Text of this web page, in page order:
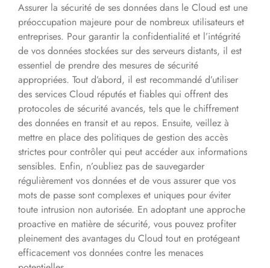
Assurer la sécurité de ses données dans le Cloud est une
préoccupation majeure pour de nombreux utilisateurs et
entreprises. Pour garantir la confidentialité et l’intégrité
de vos données stockées sur des serveurs distants, il est
essentiel de prendre des mesures de sécurité
appropriées. Tout d’abord, il est recommandé d’utiliser
des services Cloud réputés et fiables qui offrent des
protocoles de sécurité avancés, tels que le chiffrement
des données en transit et au repos. Ensuite, veillez à
mettre en place des politiques de gestion des accès
strictes pour contrôler qui peut accéder aux informations
sensibles. Enfin, n’oubliez pas de sauvegarder
régulièrement vos données et de vous assurer que vos
mots de passe sont complexes et uniques pour éviter
toute intrusion non autorisée. En adoptant une approche
proactive en matière de sécurité, vous pouvez profiter
pleinement des avantages du Cloud tout en protégeant
efficacement vos données contre les menaces